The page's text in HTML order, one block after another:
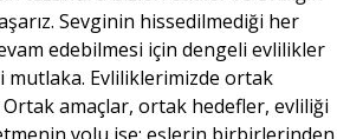
Sevginin hissedilmediği her
edebilmesi için dengeli evlilikler
mutlaka. Evliliklerimizde ortak
Ortak amaçlar, ortak hedefler, evliliği